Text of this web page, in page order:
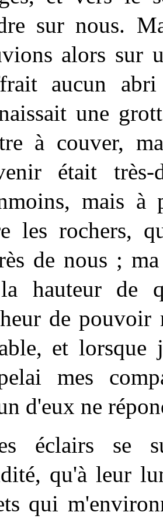
sur nous.
alors sur
aucun
une
à couver,
était
mais à
les rochers,
de nous ;
hauteur de
de pouvoir
et lorsque
mes
d'eux ne
éclairs se
qu'à leur
qui